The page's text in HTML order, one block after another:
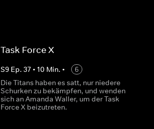
Task Force X
S9 Ep. 37• 10 Min. •
6
Die Titans haben es satt, nur niedere
Schurken zu bekämpfen, und wenden
sich an Amanda Waller, um der Task
Force X beizutreten.